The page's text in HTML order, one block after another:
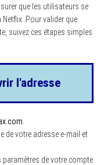
que les utilisateurs se
Pour valider que
suivez ces étapes simples
l'adresse
de votre adresse e-mail et
paramètres de votre compte